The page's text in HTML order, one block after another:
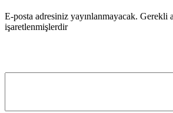
E-posta adresiniz yayınlanmayacak. Gerekli
işaretlenmişlerdir